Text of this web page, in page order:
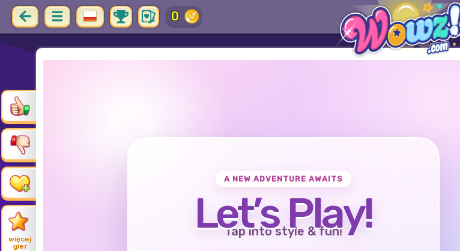
0
więcej
gier
A NEW ADVENTURE AWAITS
Let’s Play!
Tap into style & fun!